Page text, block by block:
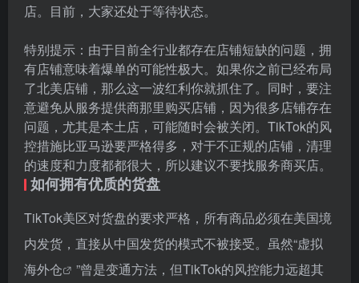
店。目前，大家还处于等待状态。
特别提示：由于目前全行业都存在店铺短缺的问题，拥
有店铺意味着爆单的可能性极大。如果你之前已经布局
了北美店铺，那么这一波红利你就抓住了。同时，要注
意避免从服务提供商那里购买店铺，因为很多店铺存在
问题，尤其是本土店，可能随时会被关闭。TikTok的风
控措施比亚马逊要严格得多，对于不正规的店铺，清理
的速度和力度都都很大，所以建议不要找服务商买店。
如何拥有优质的货盘
TikTok美区对货盘的要求严格，所有商品必须在美国境
内发货，直接从中国发货的模式不被接受。虽然“虚拟
海外仓
”曾是变通方法，但TikTok的风控能力远超其